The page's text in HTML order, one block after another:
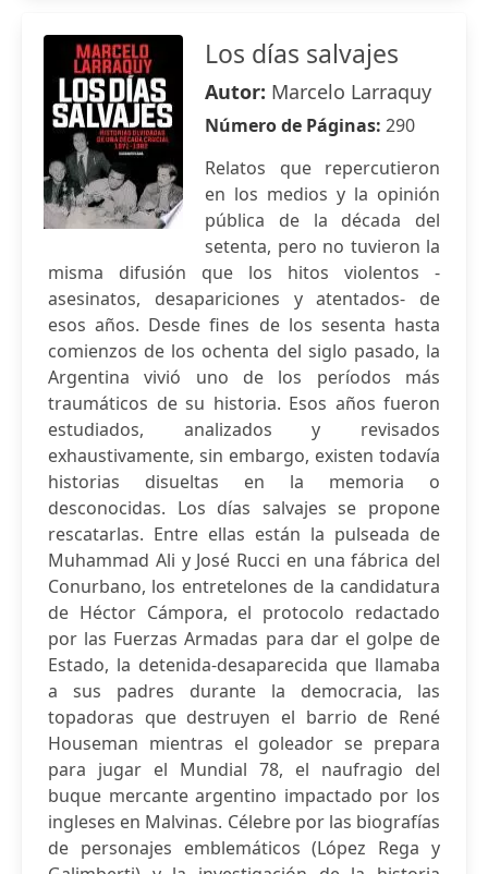
Los días salvajes
Autor: Marcelo Larraquy
Número de Páginas: 290
Relatos que repercutieron
en los medios y la opinión
pública de la década del
setenta, pero no tuvieron la
misma difusión que los hitos violentos -
asesinatos, desapariciones y atentados- de
esos años. Desde fines de los sesenta hasta
comienzos de los ochenta del siglo pasado, la
Argentina vivió uno de los períodos más
traumáticos de su historia. Esos años fueron
estudiados, analizados y revisados
exhaustivamente, sin embargo, existen todavía
historias disueltas en la memoria o
desconocidas. Los días salvajes se propone
rescatarlas. Entre ellas están la pulseada de
Muhammad Ali y José Rucci en una fábrica del
Conurbano, los entretelones de la candidatura
de Héctor Cámpora, el protocolo redactado
por las Fuerzas Armadas para dar el golpe de
Estado, la detenida-desaparecida que llamaba
a sus padres durante la democracia, las
topadoras que destruyen el barrio de René
Houseman mientras el goleador se prepara
para jugar el Mundial 78, el naufragio del
buque mercante argentino impactado por los
ingleses en Malvinas. Célebre por las biografías
de personajes emblemáticos (López Rega y